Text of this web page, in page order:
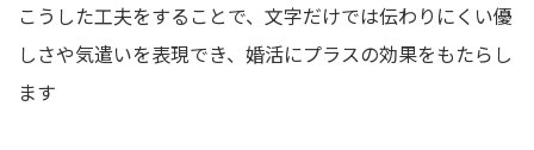
こうした工夫をすることで、文字だけでは伝わりにくい優
しさや気遣いを表現でき、婚活にプラスの効果をもたらし
ます